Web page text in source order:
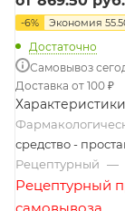
-6% Экономия
Достаточно
Самовывоз
Доставка от 100 ₽
Характеристики
средство -
Рецептурный —
Рецептурный
самовывоза